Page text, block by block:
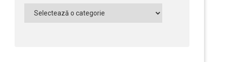
Categorii